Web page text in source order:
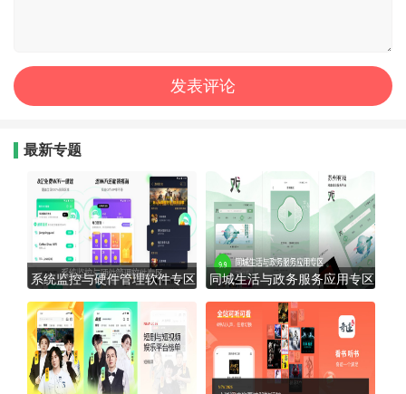
最新专题
系统监控与硬件管理软件专区 同城生活与政务服务应用专区